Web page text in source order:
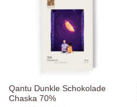
Qantu Dunkle Schokolade
Chaska 70%